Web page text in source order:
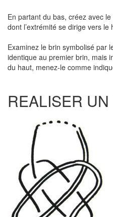
En partant du bas, créez avec
dont l’extrémité se dirige vers le
Examinez le brin symbolisé par
identique au premier brin, mais
du haut, menez-le comme
REALISER